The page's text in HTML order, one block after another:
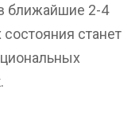
ближайшие 2-4
станет